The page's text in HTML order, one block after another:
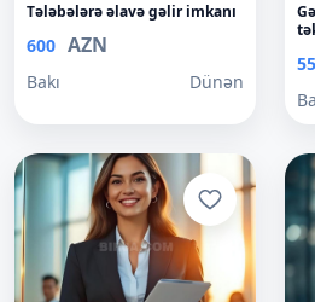
Tələbələrə əlavə gəlir imkanı
600 AZN
Bakı Dünən